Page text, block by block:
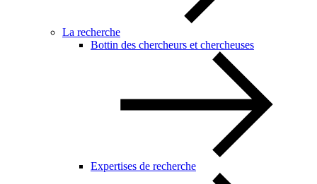
La recherche
Bottin des chercheurs et chercheuses
Expertises de recherche